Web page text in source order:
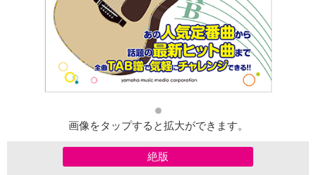
画像をタップすると拡大ができます。
絶版